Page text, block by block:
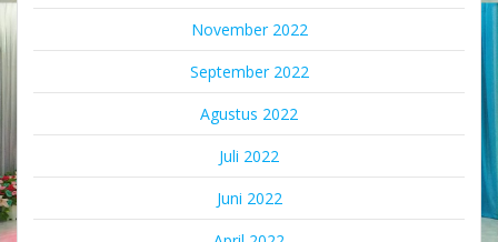
November 2022
September 2022
Agustus 2022
Juli 2022
Juni 2022